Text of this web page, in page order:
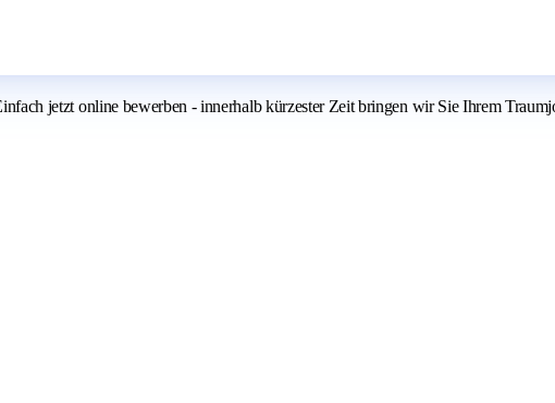
jetzt online bewerben - innerhalb kürzester Zeit bringen wir Sie Ihrem